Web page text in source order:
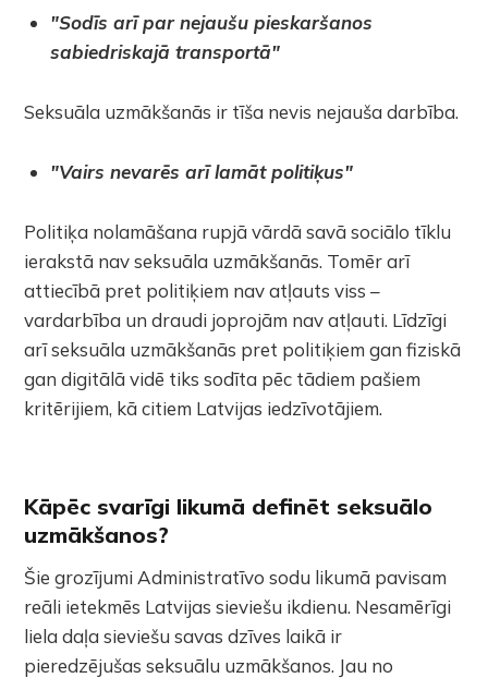
"Sodīs arī par nejaušu pieskaršanos
sabiedriskajā transportā"
Seksuāla uzmākšanās ir tīša nevis nejauša darbība.
"Vairs nevarēs arī lamāt politiķus"
Politiķa nolamāšana rupjā vārdā savā sociālo tīklu
ierakstā nav seksuāla uzmākšanās. Tomēr arī
attiecībā pret politiķiem nav atļauts viss –
vardarbība un draudi joprojām nav atļauti. Līdzīgi
arī seksuāla uzmākšanās pret politiķiem gan fiziskā
gan digitālā vidē tiks sodīta pēc tādiem pašiem
kritērijiem, kā citiem Latvijas iedzīvotājiem.
Kāpēc svarīgi likumā definēt seksuālo
uzmākšanos?
Šie grozījumi Administratīvo sodu likumā pavisam
reāli ietekmēs Latvijas sieviešu ikdienu. Nesamērīgi
liela daļa sieviešu savas dzīves laikā ir
pieredzējušas seksuālu uzmākšanos. Jau no